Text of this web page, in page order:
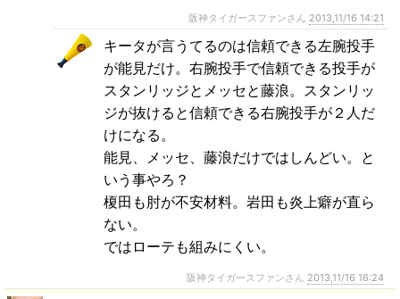
阪神タイガースファンさん 2013,11/16 14:21
キータが言うてるのは信頼できる左腕投手
が能見だけ。右腕投手で信頼できる投手が
スタンリッジとメッセと藤浪。スタンリッ
ジが抜けると信頼できる右腕投手が２人だ
けになる。
能見、メッセ、藤浪だけではしんどい。と
いう事やろ？
榎田も肘が不安材料。岩田も炎上癖が直ら
ない。
ではローテも組みにくい。
阪神タイガースファンさん 2013,11/16 16:24